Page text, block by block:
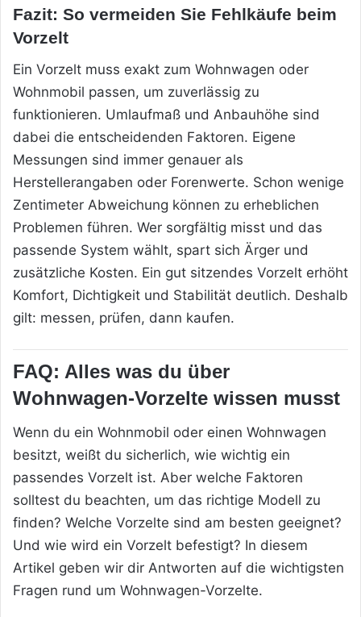
Fazit: So vermeiden Sie Fehlkäufe beim
Vorzelt
Ein Vorzelt muss exakt zum Wohnwagen oder
Wohnmobil passen, um zuverlässig zu
funktionieren. Umlaufmaß und Anbauhöhe sind
dabei die entscheidenden Faktoren. Eigene
Messungen sind immer genauer als
Herstellerangaben oder Forenwerte. Schon wenige
Zentimeter Abweichung können zu erheblichen
Problemen führen. Wer sorgfältig misst und das
passende System wählt, spart sich Ärger und
zusätzliche Kosten. Ein gut sitzendes Vorzelt erhöht
Komfort, Dichtigkeit und Stabilität deutlich. Deshalb
gilt: messen, prüfen, dann kaufen.
FAQ: Alles was du über
Wohnwagen-Vorzelte wissen musst
Wenn du ein Wohnmobil oder einen Wohnwagen
besitzt, weißt du sicherlich, wie wichtig ein
passendes Vorzelt ist. Aber welche Faktoren
solltest du beachten, um das richtige Modell zu
finden? Welche Vorzelte sind am besten geeignet?
Und wie wird ein Vorzelt befestigt? In diesem
Artikel geben wir dir Antworten auf die wichtigsten
Fragen rund um Wohnwagen-Vorzelte.